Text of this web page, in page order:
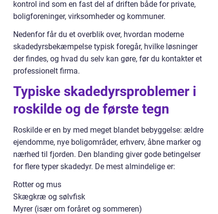
kontrol ind som en fast del af driften både for private,
boligforeninger, virksomheder og kommuner.
Nedenfor får du et overblik over, hvordan moderne
skadedyrsbekæmpelse typisk foregår, hvilke løsninger
der findes, og hvad du selv kan gøre, før du kontakter et
professionelt firma.
Typiske skadedyrsproblemer i
roskilde og de første tegn
Roskilde er en by med meget blandet bebyggelse: ældre
ejendomme, nye boligområder, erhverv, åbne marker og
nærhed til fjorden. Den blanding giver gode betingelser
for flere typer skadedyr. De mest almindelige er:
Rotter og mus
Skægkræ og sølvfisk
Myrer (især om foråret og sommeren)